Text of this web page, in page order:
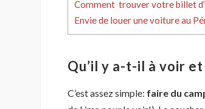
Comment trouver votre billet
Envie de louer une voiture au
Qu’il y a-t-il à voir
C’est assez simple: faire du